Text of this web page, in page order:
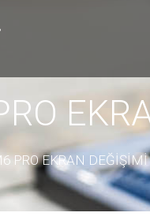
PRO EKRAN DEĞİŞİMİ